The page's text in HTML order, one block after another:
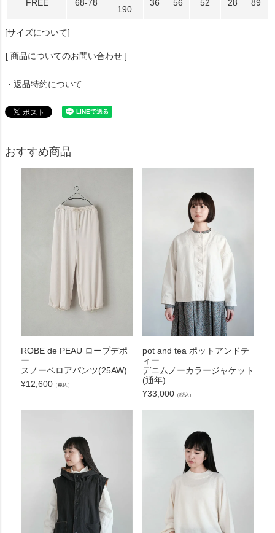
FREE 68-78
190
36 56 52 28 89
[サイズについて]
[ 商品についてのお問い合わせ ]
・返品特約について
おすすめ商品
ROBE de PEAU ローブデポ
ー
スノーベロアパンツ(25AW)
¥12,600（税込）
pot and tea ポットアンドテ
ィー
デニムノーカラージャケット
(通年)
¥33,000 （税込）